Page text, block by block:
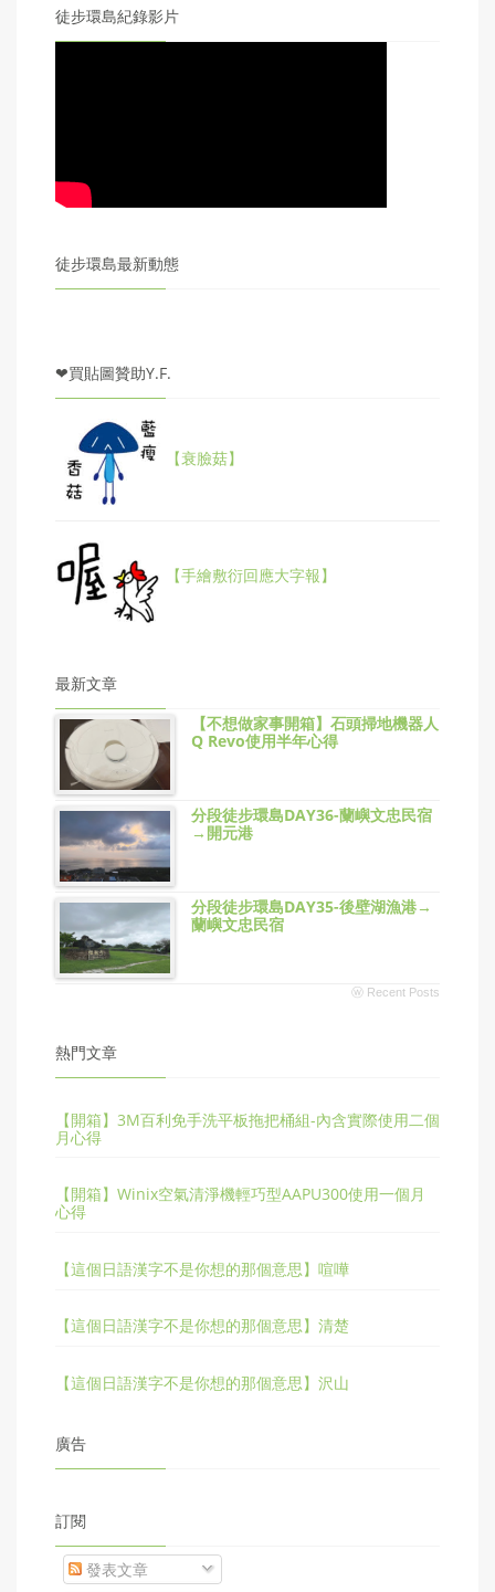
徒步環島紀錄影片
徒步環島最新動態
❤買貼圖贊助Y.F.
【衰臉菇】
【手繪敷衍回應大字報】
最新文章
【不想做家事開箱】石頭掃地機器人
Q Revo使用半年心得
分段徒步環島DAY36-蘭嶼文忠民宿
→開元港
分段徒步環島DAY35-後壁湖漁港→
蘭嶼文忠民宿
ⓦ Recent Posts
熱門文章
【開箱】3M百利免手洗平板拖把桶組-內含實際使用二個
月心得
【開箱】Winix空氣清淨機輕巧型AAPU300使用一個月
心得
【這個日語漢字不是你想的那個意思】喧嘩
【這個日語漢字不是你想的那個意思】清楚
【這個日語漢字不是你想的那個意思】沢山
廣告
訂閱
發表文章